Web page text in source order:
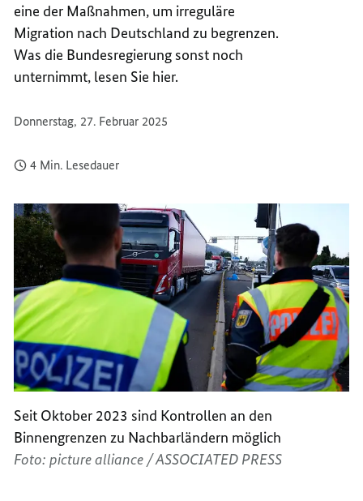
eine der Maßnahmen, um irreguläre
Migration nach Deutschland zu begrenzen.
Was die Bundesregierung sonst noch
unternimmt, lesen Sie hier.
Donnerstag, 27. Februar 2025
4 Min. Lesedauer
Seit Oktober 2023 sind Kontrollen an den
Binnengrenzen zu Nachbarländern möglich
Foto: picture alliance / ASSOCIATED PRESS